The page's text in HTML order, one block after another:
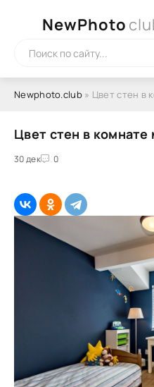
NewPhoto
Newphoto.club» Цвет стен в
Цвет стен в комнате
30 дек 0